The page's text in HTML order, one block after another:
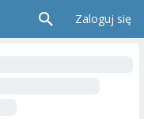
Zaloguj się